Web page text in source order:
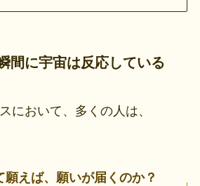
間に宇宙は反応している
において、多くの人は、
願えば、願いが届くのか？